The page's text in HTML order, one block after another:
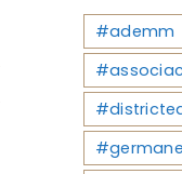
#ademm